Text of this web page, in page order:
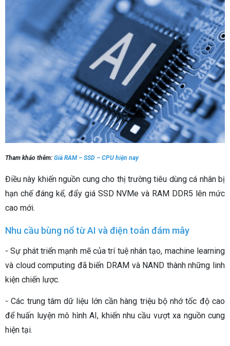
Tham khảo thêm: Giá RAM – SSD – CPU hiện nay
Điều này khiến nguồn cung cho thị trường tiêu dùng cá nhân bị
hạn chế đáng kể, đẩy giá SSD NVMe và RAM DDR5 lên mức
cao mới.
Nhu cầu bùng nổ từ AI và điện toán đám mây
- Sự phát triển mạnh mẽ của trí tuệ nhân tạo, machine learning
và cloud computing đã biến DRAM và NAND thành những linh
kiện chiến lược.
- Các trung tâm dữ liệu lớn cần hàng triệu bộ nhớ tốc độ cao
để huấn luyện mô hình AI, khiến nhu cầu vượt xa nguồn cung
hiện tại.